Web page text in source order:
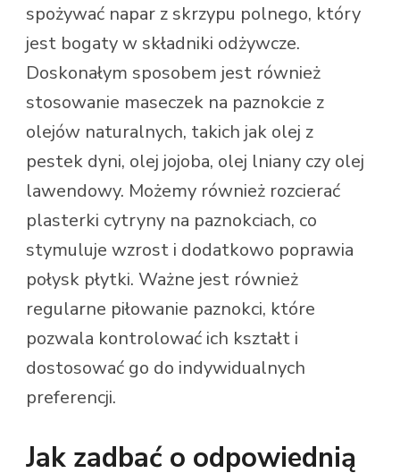
spożywać napar z skrzypu polnego, który
jest bogaty w składniki odżywcze.
Doskonałym sposobem jest również
stosowanie maseczek na paznokcie z
olejów naturalnych, takich jak olej z
pestek dyni, olej jojoba, olej lniany czy olej
lawendowy. Możemy również rozcierać
plasterki cytryny na paznokciach, co
stymuluje wzrost i dodatkowo poprawia
połysk płytki. Ważne jest również
regularne piłowanie paznokci, które
pozwala kontrolować ich kształt i
dostosować go do indywidualnych
preferencji.
Jak zadbać o odpowiednią